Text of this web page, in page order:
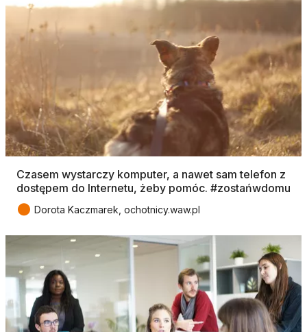
Czasem wystarczy komputer, a nawet sam telefon z
dostępem do Internetu, żeby pomóc. #zostańwdomu
● Dorota Kaczmarek, ochotnicy.waw.pl